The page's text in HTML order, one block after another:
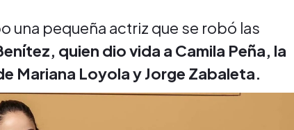
una pequeña actriz que se robó las
quien dio vida a Camila Peña, la
Mariana Loyola y Jorge Zabaleta.